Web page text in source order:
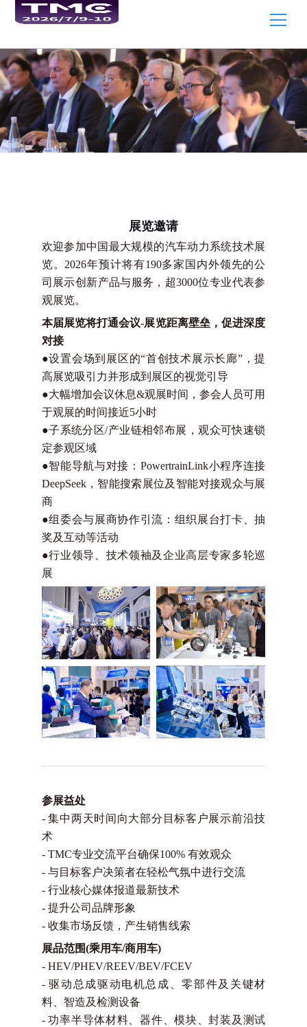
展览邀请
欢迎参加中国最大规模的汽车动力系统技术展
览。2026年预计将有190多家国内外领先的公
司展示创新产品与服务，超3000位专业代表参
观展览。
本届展览将打通会议-展览距离壁垒，促进深度
对接
●设置会场到展区的“首创技术展示长廊”，提
高展览吸引力并形成到展区的视觉引导
●大幅增加会议休息&观展时间，参会人员可用
于观展的时间接近5小时
●子系统分区/产业链相邻布展，观众可快速锁
定参观区域
●智能导航与对接：PowertrainLink小程序连接
DeepSeek，智能搜索展位及智能对接观众与展
商
●组委会与展商协作引流：组织展台打卡、抽
奖及互动等活动
●行业领导、技术领袖及企业高层专家多轮巡
展
参展益处
-集中两天时间向大部分目标客户展示前沿技
术
-TMC专业交流平台确保100% 有效观众
-与目标客户决策者在轻松气氛中进行交流
-行业核心媒体报道最新技术
-提升公司品牌形象
-收集市场反馈，产生销售线索
展品范围(乘用车/商用车)
-HEV/PHEV/REEV/BEV/FCEV
-驱动总成驱动电机总成、零部件及关键材
料、智造及检测设备
-功率半导体材料、器件、模块、封装及测试